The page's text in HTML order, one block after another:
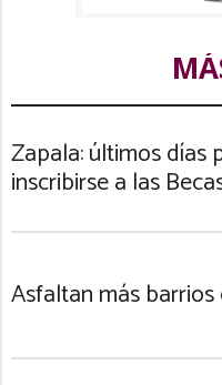
Zapala: últimos días
inscribirse a las
Asfaltan más